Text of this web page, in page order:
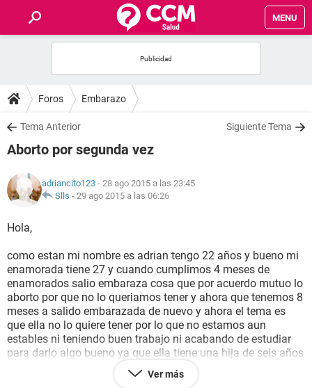
MENU
FOROS
SALUD
NUTRICIÓN
BIENESTAR
SEXUALIDAD
GLOSARIO
Foros Embarazo
Tema Anterior Siguiente Tema
Aborto por segunda vez
adriancito123 - 28 ago 2015 a las 23:45
Slls - 29 ago 2015 a las 06:26
Hola,
como estan mi nombre es adrian tengo 22 años y bueno mi
enamorada tiene 27 y cuando cumplimos 4 meses de
enamorados salio embaraza cosa que por acuerdo mutuo lo
aborto por que no lo queriamos tener y ahora que tenemos 8
meses a salido embarazada de nuevo y ahora el tema es
que ella no lo quiere tener por lo que no estamos aun
estables ni teniendo buen trabajo ni acabando de estudiar
para darlo algo bueno ya que ella tiene una hija de seis años
y nose que hacer si corre peligro el hacerlo por segunda vez
en 4 meses que riegos corre mi enamorada ayudenme por
Ver más